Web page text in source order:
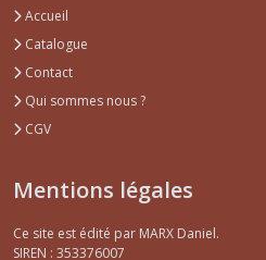
Accueil
Catalogue
Contact
Qui sommes nous ?
CGV
Mentions légales
Ce site est édité par MARX Daniel.
SIREN : 353376007